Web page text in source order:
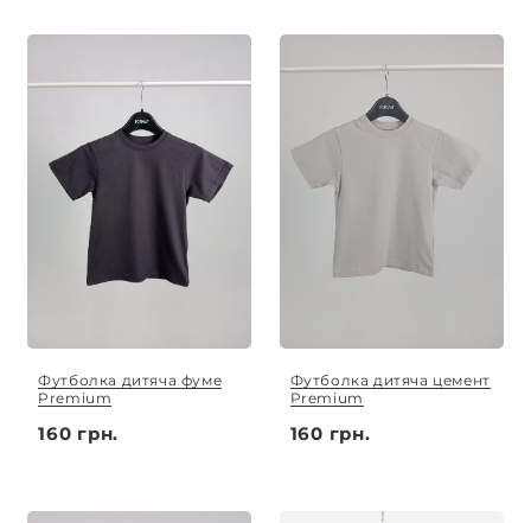
Футболка дитяча фуме
Premium
160 грн.
Футболка дитяча цемент
Premium
160 грн.